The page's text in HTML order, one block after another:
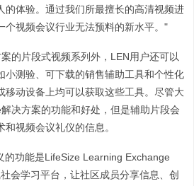
的体验。通过我们所最擅长的高清视频进
个视频会议行业无法预料的新水平。"
的片段式视频系列外，LEN用户还可以
小测验、可下载的销售辅助工具和个性化
移动设备上均可以获取这些工具。尽管大
决方案的功能和好处，但是辅助片段会
视频会议礼仪的信息。
的功能是LifeSize Learning Exchange
会学习平台，让社区成员分享信息、创